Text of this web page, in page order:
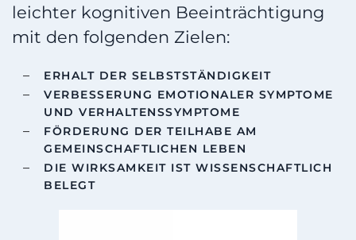
leichter kognitiven Beeinträchtigung
mit den folgenden Zielen:
ERHALT DER SELBSTSTÄNDIGKEIT
VERBESSERUNG EMOTIONALER SYMPTOME
UND VERHALTENSSYMPTOME
FÖRDERUNG DER TEILHABE AM
GEMEINSCHAFTLICHEN LEBEN
DIE WIRKSAMKEIT IST WISSENSCHAFTLICH
BELEGT